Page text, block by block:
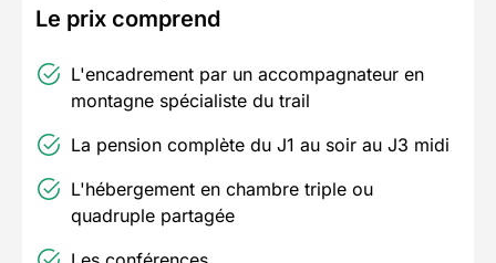
Le prix comprend
L'encadrement par un accompagnateur en
montagne spécialiste du trail
La pension complète du J1 au soir au J3 midi
L'hébergement en chambre triple ou
quadruple partagée